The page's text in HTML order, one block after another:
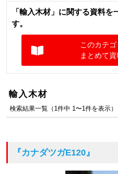
「輸入木材」に関する資料を
す。
このカテ
まとめて
輸入木材
検索結果一覧（1件中 1〜1件を表示）
『カナダツガE120』